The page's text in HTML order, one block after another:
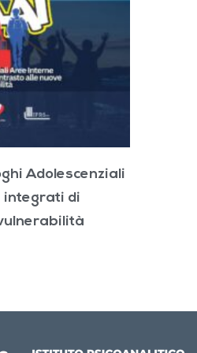
Adolescenziali
integrati di